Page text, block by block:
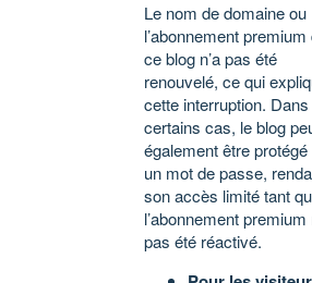
Le nom de domaine ou
l’abonnement premium
ce blog n’a pas été
renouvelé, ce qui
cette interruption. Dans
certains cas, le blog
également être protégé
un mot de passe,
son accès limité tant
l’abonnement premium
pas été réactivé.